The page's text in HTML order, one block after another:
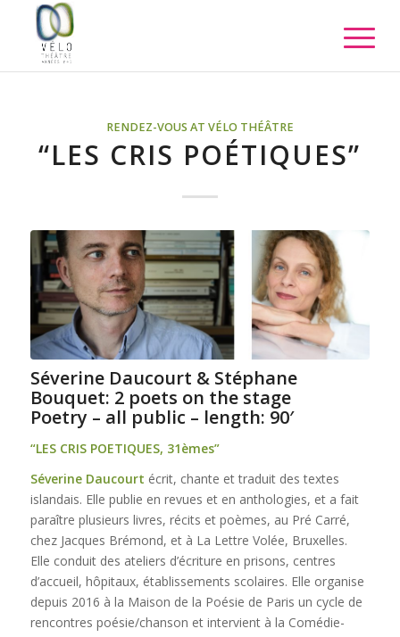
RENDEZ-VOUS AT VÉLO THÉÂTRE
“LES CRIS POÉTIQUES”
Séverine Daucourt & Stéphane
Bouquet: 2 poets on the stage
Poetry – all public – length: 90′
“LES CRIS POETIQUES, 31èmes”
Séverine Daucourt écrit, chante et traduit des textes
islandais. Elle publie en revues et en anthologies, et a fait
paraître plusieurs livres, récits et poèmes, au Pré Carré,
chez Jacques Brémond, et à La Lettre Volée, Bruxelles.
Elle conduit des ateliers d’écriture en prisons, centres
d’accueil, hôpitaux, établissements scolaires. Elle organise
depuis 2016 à la Maison de la Poésie de Paris un cycle de
rencontres poésie/chanson et intervient à la Comédie-